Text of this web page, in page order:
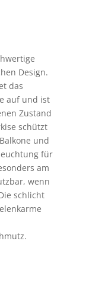
Design.
das
auf und ist
Zustand
schützt
und
für
am
wenn
schlicht